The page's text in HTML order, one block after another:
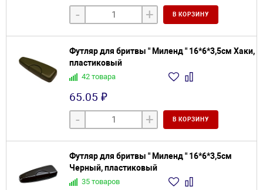
- + В КОРЗИНУ
Футляр для бритвы " Миленд " 16*6*3,5см Хаки,
пластиковый
42 товара
65.05 ₽
- + В КОРЗИНУ
Футляр для бритвы " Миленд " 16*6*3,5см
Черный, пластиковый
35 товаров